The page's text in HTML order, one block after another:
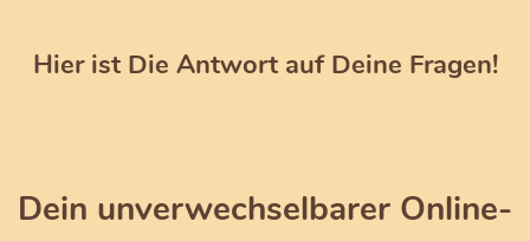
Hier ist Die Antwort auf Deine Fragen!
Dein unverwechselbarer Online-